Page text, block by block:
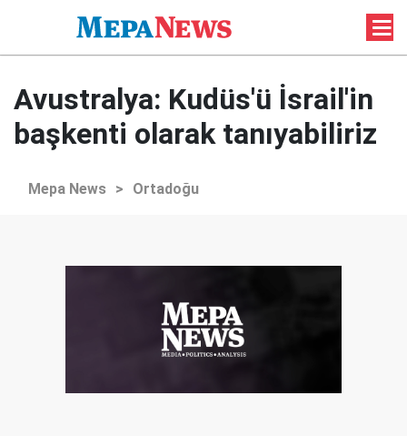
Avustralya: Kudüs'ü İsrail'in
başkenti olarak tanıyabiliriz
Mepa News > Ortadoğu